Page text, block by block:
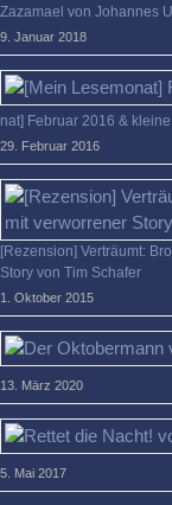
Zazamael von Johannes
9. Januar 2018
nat] Februar 2016 &
29. Februar 2016
[Rezension] Verträumt:
Story von Tim Schafer
1. Oktober 2015
13. März 2020
5. Mai 2017